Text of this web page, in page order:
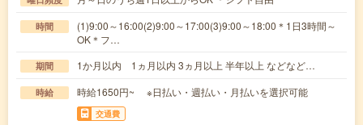
時間
(1)9:00～16:00(2)9:00～17:00(3)9:00～18:00＊1日3時間～
OK＊フ…
期間 1か月以内 1ヵ月以内 3ヵ月以上 半年以上 などなど…
時給 時給1650円~ ※日払い・週払い・月払いを選択可能
交通費